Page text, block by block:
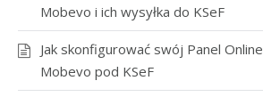
Mobevo i ich wysyłka do KSeF
Jak skonfigurować swój Panel Online
Mobevo pod KSeF